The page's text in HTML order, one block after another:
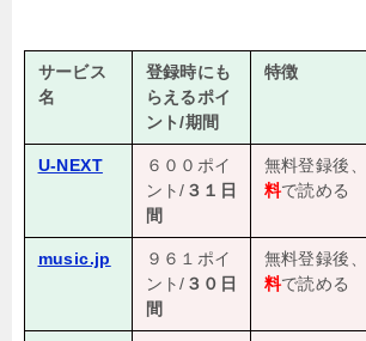
サービス
名
登録時にも
らえるポイ
ント/期間
特徴
U-NEXT
６００ポイ
ント/ ３１日
間
無料登録後、
料で読める
music.jp
９６１ポイ
ント/ ３０日
間
無料登録後、
料で読める